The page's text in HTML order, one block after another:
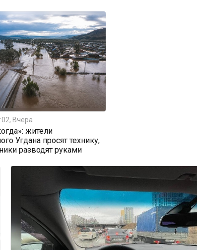
Вчера
жители
Угдана просят технику,
разводят руками